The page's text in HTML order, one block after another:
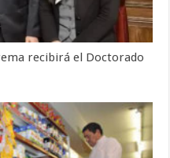
recibirá el Doctorado